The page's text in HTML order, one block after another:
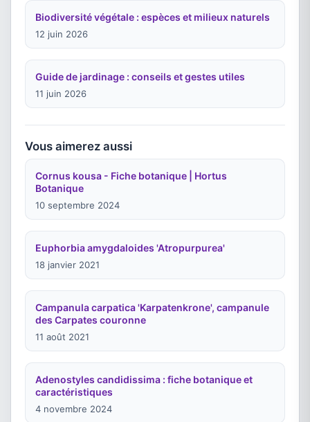
Biodiversité végétale : espèces et milieux naturels
12 juin 2026
Guide de jardinage : conseils et gestes utiles
11 juin 2026
Vous aimerez aussi
Cornus kousa - Fiche botanique | Hortus
Botanique
10 septembre 2024
Euphorbia amygdaloides 'Atropurpurea'
18 janvier 2021
Campanula carpatica 'Karpatenkrone', campanule
des Carpates couronne
11 août 2021
Adenostyles candidissima : fiche botanique et
caractéristiques
4 novembre 2024